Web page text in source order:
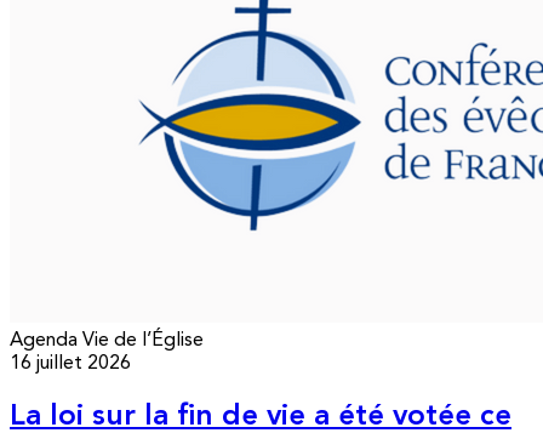
Agenda Vie de l’Église
16 juillet 2026
La loi sur la fin de vie a été votée ce